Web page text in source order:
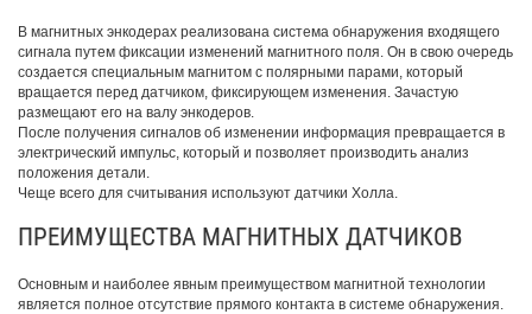
В магнитных энкодерах реализована система обнаружения входящего
сигнала путем фиксации изменений магнитного поля. Он в свою очередь
создается специальным магнитом с полярными парами, который
вращается перед датчиком, фиксирующем изменения. Зачастую
размещают его на валу энкодеров.
После получения сигналов об изменении информация превращается в
электрический импульс, который и позволяет производить анализ
положения детали.
Чеще всего для считывания используют датчики Холла.
ПРЕИМУЩЕСТВА МАГНИТНЫХ ДАТЧИКОВ
Основным и наиболее явным преимуществом магнитной технологии
является полное отсутствие прямого контакта в системе обнаружения.